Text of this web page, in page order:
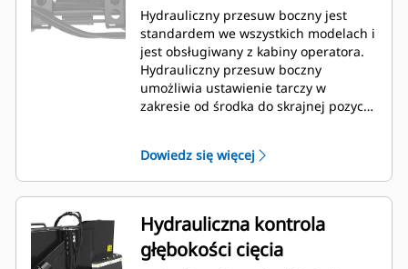
Hydrauliczny przesuw boczny jest
standardem we wszystkich modelach i
jest obsługiwany z kabiny operatora.
Hydrauliczny przesuw boczny
umożliwia ustawienie tarczy w
zakresie od środka do skrajnej pozycji
innych przeszkód, a także
minimalizuje konieczność zmiany
położenia maszyny.
Dowiedz się więcej
Hydrauliczna kontrola
głębokości cięcia